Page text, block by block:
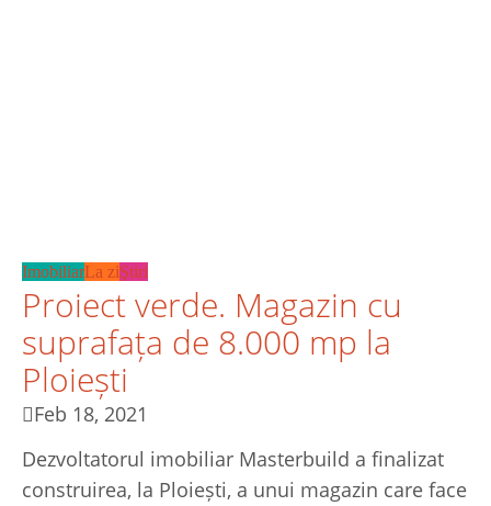
Imobiliar La ziŞtiri
Proiect verde. Magazin cu
suprafața de 8.000 mp la
Ploiești
Feb 18, 2021
Dezvoltatorul imobiliar Masterbuild a finalizat
construirea, la Ploiești, a unui magazin care face